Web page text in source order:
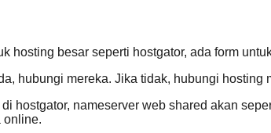
hosting besar seperti hostgator, ada form
hubungi mereka. Jika tidak, hubungi hosting
hostgator, nameserver web shared akan
online.